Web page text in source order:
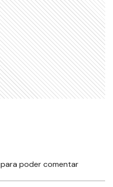
para poder comentar